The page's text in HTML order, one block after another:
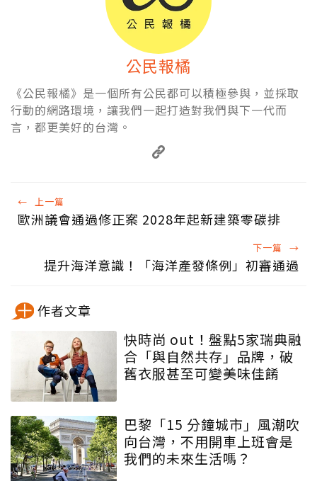
公民報橘
《公民報橘》是一個所有公民都可以積極參與，並採取
行動的網路環境，讓我們一起打造對我們與下一代而
言，都更美好的台灣。
← 上一篇
歐洲議會通過修正案 2028年起新建築零碳排
下一篇 →
提升海洋意識！「海洋產發條例」初審通過
作者文章
快時尚 out！盤點5家瑞典融
合「與自然共存」品牌，破
舊衣服甚至可變美味佳餚
巴黎「15 分鐘城市」風潮吹
向台灣，不用開車上班會是
我們的未來生活嗎？